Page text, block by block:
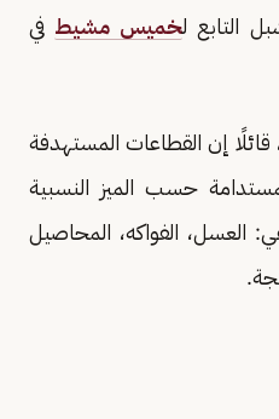
التابع لخميس مشيط في
قائلًا إن القطاعات المستهدفة
حسب الميز النسبية
العسل، الفواكه، المحاصيل